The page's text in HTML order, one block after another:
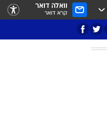
וואלה דואר
קרא דואר